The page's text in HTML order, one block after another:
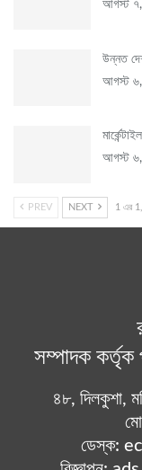
আগস্ট ৭,
উন্নত
আগস্ট
আগস্ট
PREV NEXT 1 এর
সম্পাদক
৪৮, দিলকুশা,
ডেস্ক: